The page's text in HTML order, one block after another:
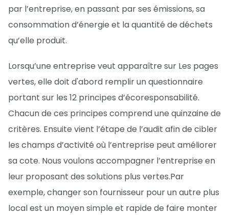
par l’entreprise, en passant par ses émissions, sa
consommation d’énergie et la quantité de déchets
qu’elle produit.
Lorsqu’une entreprise veut apparaître sur Les pages
vertes, elle doit d'abord remplir un questionnaire
portant sur les 12 principes d’écoresponsabilité.
Chacun de ces principes comprend une quinzaine de
critères. Ensuite vient l’étape de l’audit afin de cibler
les champs d’activité où l’entreprise peut améliorer
sa cote. Nous voulons accompagner l’entreprise en
leur proposant des solutions plus vertes.Par
exemple, changer son fournisseur pour un autre plus
local est un moyen simple et rapide de faire monter